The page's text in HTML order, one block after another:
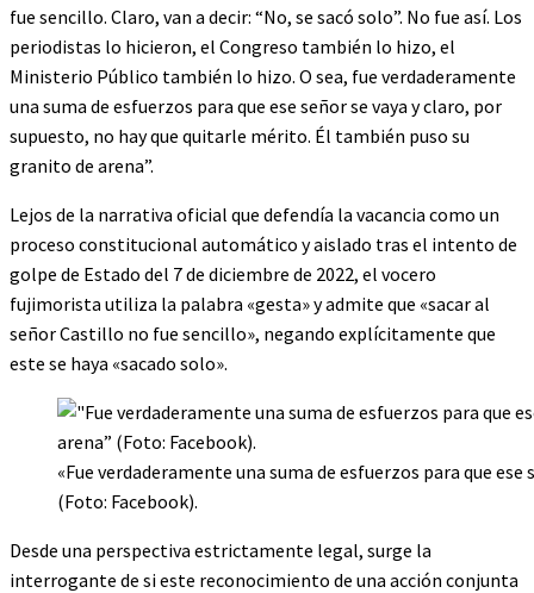
fue sencillo. Claro, van a decir: “No, se sacó solo”. No fue así. Los
periodistas lo hicieron, el Congreso también lo hizo, el
Ministerio Público también lo hizo. O sea, fue verdaderamente
una suma de esfuerzos para que ese señor se vaya y claro, por
supuesto, no hay que quitarle mérito. Él también puso su
granito de arena”.
Lejos de la narrativa oficial que defendía la vacancia como un
proceso constitucional automático y aislado tras el intento de
golpe de Estado del 7 de diciembre de 2022, el vocero
fujimorista utiliza la palabra «gesta» y admite que «sacar al
señor Castillo no fue sencillo», negando explícitamente que
este se haya «sacado solo».
«Fue verdaderamente una suma de esfuerzos para que
(Foto: Facebook).
Desde una perspectiva estrictamente legal, surge la
interrogante de si este reconocimiento de una acción conjunta